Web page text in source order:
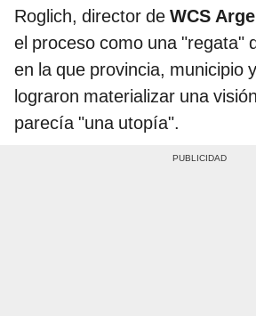
Roglich, director de WCS
el proceso como una "regata"
en la que provincia, municipio
lograron materializar una
parecía "una utopía".